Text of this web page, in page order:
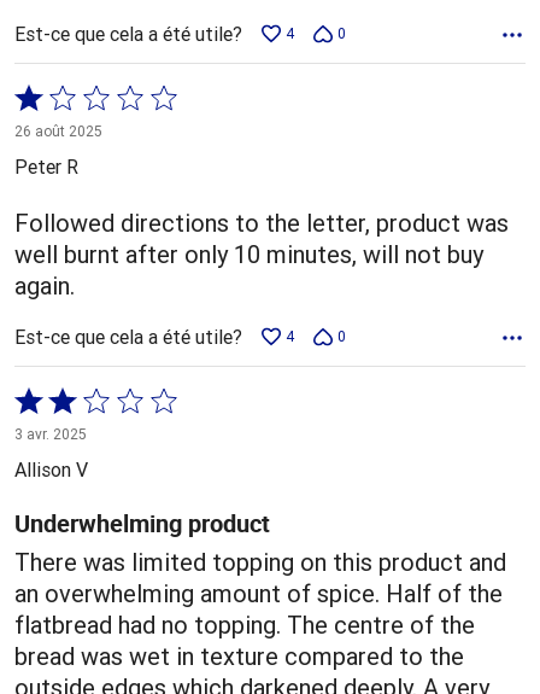
Est-ce que cela a été utile? 4 0
Coté
1 sur
5
26 août 2025
Peter R
Followed directions to the letter, product was
well burnt after only 10 minutes, will not buy
again.
Est-ce que cela a été utile? 4 0
Coté
2 sur
5
3 avr. 2025
Allison V
Underwhelming product
There was limited topping on this product and
an overwhelming amount of spice. Half of the
flatbread had no topping. The centre of the
bread was wet in texture compared to the
outside edges which darkened deeply. A very